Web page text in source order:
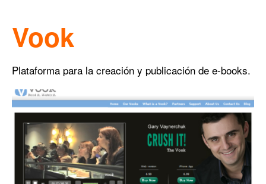
Vook
Plataforma para la creación y publicación de e-books.